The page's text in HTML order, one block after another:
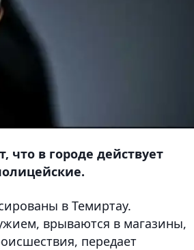
что в городе действует
в Темиртау.
врываются в магазины,
передает